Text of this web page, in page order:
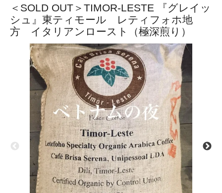
＜SOLD OUT＞TIMOR-LESTE 『グレイッ
シュ』東ティモール レティフォホ地
方 イタリアンロースト（極深煎り）